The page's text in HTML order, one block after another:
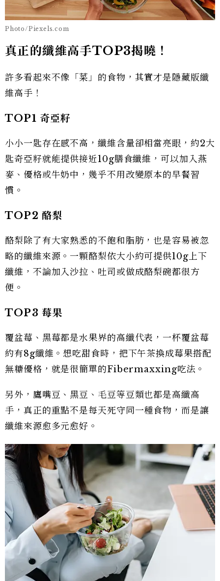
Photo/Piexels.com
真正的纖維高手TOP3揭曉！
許多看起來不像「菜」的食物，其實才是隱藏版纖
維高手！
TOP1 奇亞籽
小小一匙存在感不高，纖維含量卻相當亮眼，約2大
匙奇亞籽就能提供接近10g膳食纖維，可以加入燕
麥、優格或牛奶中，幾乎不用改變原本的早餐習
慣。
TOP2 酪梨
酪梨除了有大家熟悉的不飽和脂肪，也是容易被忽
略的纖維來源。一顆酪梨依大小約可提供10g上下
纖維，不論加入沙拉、吐司或做成酪梨碗都很方
便。
TOP3 莓果
覆盆莓、黑莓都是水果界的高纖代表，一杯覆盆莓
約有8g纖維。想吃甜食時，把下午茶換成莓果搭配
無糖優格，就是很簡單的Fibermaxxing吃法。
另外，鷹嘴豆、黑豆、毛豆等豆類也都是高纖高
手，真正的重點不是每天死守同一種食物，而是讓
纖維來源愈多元愈好。